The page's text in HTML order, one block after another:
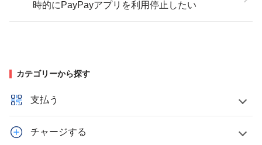
時的にPayPayアプリを利用停止したい
カテゴリーから探す
支払う
チャージする